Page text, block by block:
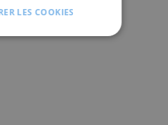
LES COOKIES
PERFORMANCE